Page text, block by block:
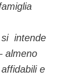
si intende
almeno
e